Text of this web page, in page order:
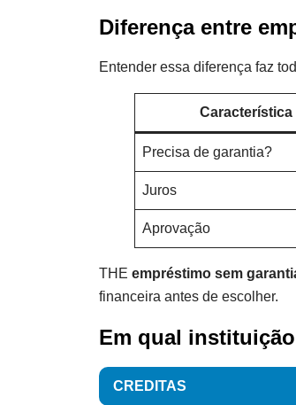
Diferença entre
Entender essa diferença faz
Característica
Precisa de garantia?
Juros
Aprovação
THE empréstimo sem
financeira antes de escolher.
Em qual
CREDITAS